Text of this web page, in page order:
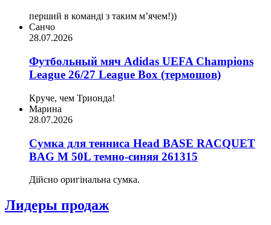
перший в команді з таким мʼячем!))
Санчо
28.07.2026
Футбольный мяч Adidas UEFA Champions
League 26/27 League Box (термошов)
Круче, чем Трионда!
Марина
28.07.2026
Сумка для тенниса Head BASE RACQUET
BAG M 50L темно-синяя 261315
Дійсно оригінальна сумка.
Лидеры продаж